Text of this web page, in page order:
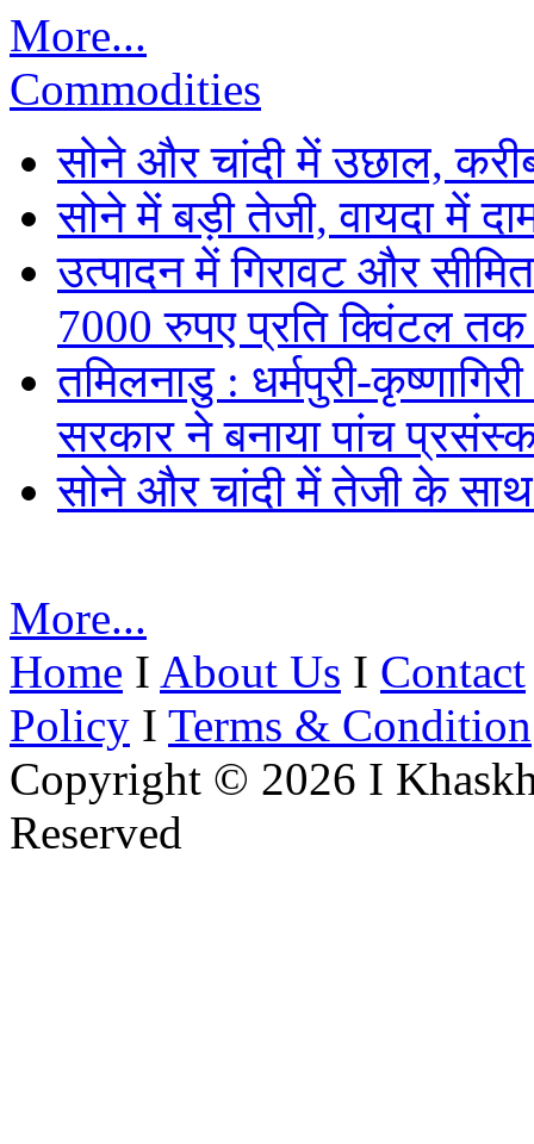
More...
Commodities
सोने और चांदी में उछाल,
सोने में बड़ी तेजी, वायदा में
उत्पादन में गिरावट और
7000 रुपए प्रति क्विंटल
तमिलनाडु : धर्मपुरी-
सरकार ने बनाया पांच
सोने और चांदी में तेजी के
More...
Home I About Us I Contact
Policy I Terms & Condition
Copyright © 2026 I
Reserved